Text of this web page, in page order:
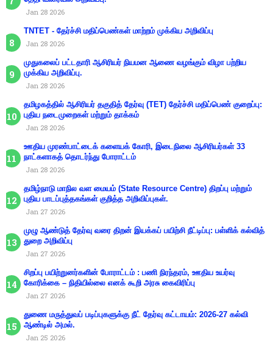
Jan 28 2026
TNTET - தேர்ச்சி மதிப்பெண்கள் மாற்றம் முக்கிய அறிவிப்பு
Jan 28 2026
முதுகலைப் பட்டதாரி ஆசிரியர் நியமன ஆணை வழங்கும் விழா பற்றிய
முக்கிய அறிவிப்பு.
Jan 28 2026
தமிழகத்தில் ஆசிரியர் தகுதித் தேர்வு (TET) தேர்ச்சி மதிப்பெண் குறைப்பு:
புதிய நடைமுறைகள் மற்றும் தாக்கம்
Jan 28 2026
ஊதிய முரண்பாட்டைக் களையக் கோரி, இடைநிலை ஆசிரியர்கள் 33
நாட்களாகத் தொடர்ந்து போராட்டம்
Jan 28 2026
தமிழ்நாடு மாநில வள மையம் (State Resource Centre) திறப்பு மற்றும்
புதிய பாடப்புத்தகங்கள் குறித்த அறிவிப்புகள்.
Jan 27 2026
முழு ஆண்டுத் தேர்வு வரை திறன் இயக்கப் பயிற்சி நீட்டிப்பு: பள்ளிக் கல்வித்
துறை அறிவிப்பு
Jan 27 2026
சிறப்பு பயிற்றுனர்களின் போராட்டம் : பணி நிரந்தரம், ஊதிய உயர்வு
கோரிக்கை – நிதியில்லை எனக் கூறி அரசு கைவிரிப்பு
Jan 27 2026
துணை மருத்துவப் படிப்புகளுக்கு நீட் தேர்வு கட்டாயம்: 2026-27 கல்வி
ஆண்டில் அமல்.
Jan 25 2026